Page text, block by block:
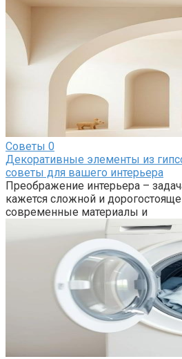
Советы 0
Декоративные элементы из
советы для вашего интерьера
Преображение интерьера –
кажется сложной и
современные материалы и